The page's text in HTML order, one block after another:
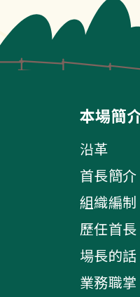
本場簡
沿革
首長簡介
組織編制
歷任首長
場長的話
業務職掌